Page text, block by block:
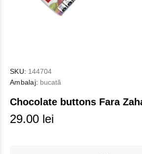
SKU: 144704
Ambalaj: bucată
Chocolate buttons Fara
29.00 lei